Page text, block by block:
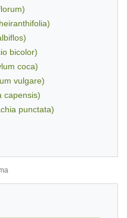
bicolor)
coca)
vulgare)
capensis)
punctata)